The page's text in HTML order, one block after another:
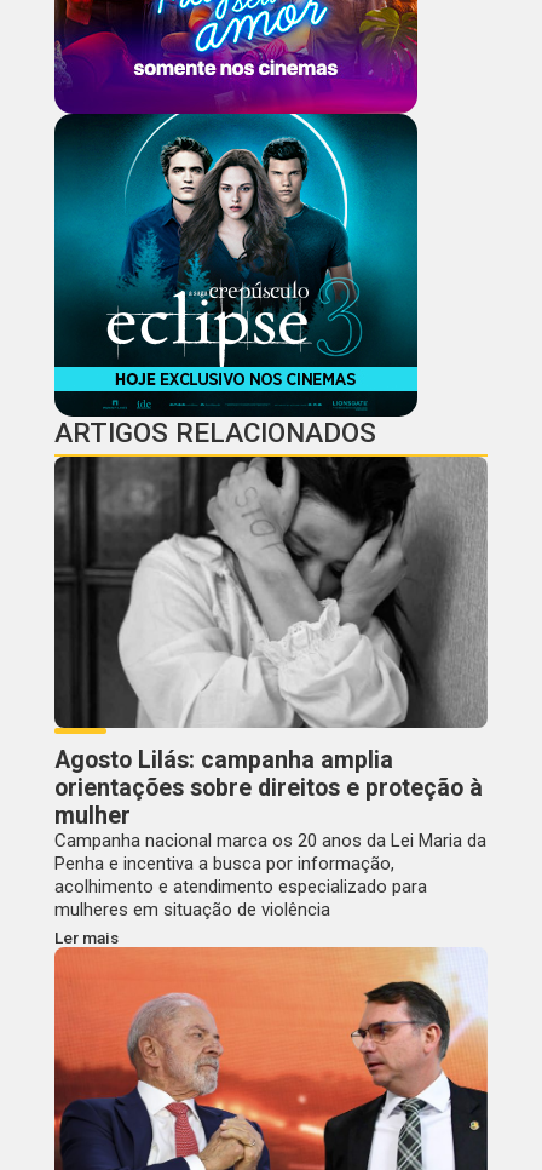
ARTIGOS RELACIONADOS
Agosto Lilás: campanha amplia
orientações sobre direitos e proteção à
mulher
Campanha nacional marca os 20 anos da Lei Maria da
Penha e incentiva a busca por informação,
acolhimento e atendimento especializado para
mulheres em situação de violência
Ler mais